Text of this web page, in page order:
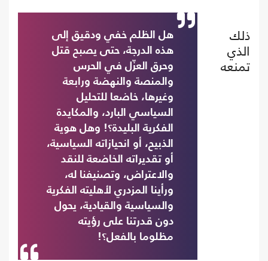
هل الظلم خفي ودقيق إلى
هذه الدرجة، حتى يصبح قتل
وحرق العزّل في الحرس
والمنصة والنهضة ورابعة
وغيرها، خاضعا للتحليل
السياسي البارد، والمكايدة
الفكرية البليدة؟! وهل هوية
الذبيح، أو انحيازاته السياسية،
أو تقديراته الخاضعة للنقد
والاعتراض، وتصنيفنا له،
ورأينا المزدري لأهليته الفكرية
والسياسية والقيادية، يحول
دون قدرتنا على رؤيته
مظلوما بالفعل؟!
ذلك
الذي
تمنعه